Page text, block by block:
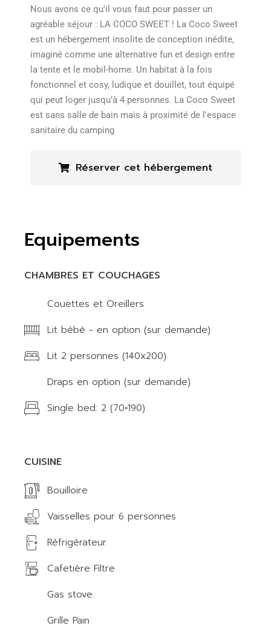
Nous avons ce qu'il vous faut pour passer un
agréable séjour : LA COCO SWEET ! La Coco Sweet
est un hébergement insolite de conception inédite,
imaginé comme une alternative fun et design entre
la tente et le mobil-home. Un habitat à la fois
fonctionnel et cosy, ludique et douillet, tout équipé
qui peut loger jusqu’à 4 personnes. La Coco Sweet
est sans salle de bain mais à proximité de l'espace
sanitaire du camping
Réserver cet hébergement
Equipements
CHAMBRES ET COUCHAGES
Couettes et Oreillers
Lit bébé - en option (sur demande)
Lit 2 personnes (140x200)
Draps en option (sur demande)
Single bed: 2 (70×190)
CUISINE
Bouilloire
Vaisselles pour 6 personnes
Réfrigérateur
Cafetière Filtre
Gas stove.
Grille Pain